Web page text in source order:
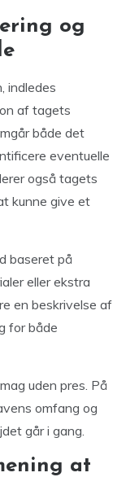
og
indledes
af tagets
både det
eventuelle
også tagets
kunne give et
baseret på
eller ekstra
en beskrivelse af
for både
uden pres. På
omfang og
går i gang.
at